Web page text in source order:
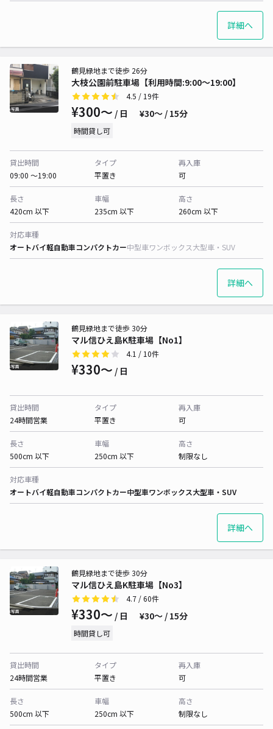
詳細へ
大枝公園前駐車場【利用時間:9:00～19:00】
鶴見緑地まで徒歩 26分
4.5 / 19件
¥300〜 / 日 ¥30〜 / 15分
時間貸し可
貸出時間
09:00 〜19:00
タイプ
平置き
再入庫
可
長さ
420cm 以下
車幅
235cm 以下
高さ
260cm 以下
対応車種
オートバイ軽自動車コンパクトカー中型車ワンボックス大型車・SUV
詳細へ
マル信ひえ島K駐車場【No1】
鶴見緑地まで徒歩 30分
4.1 / 10件
¥330〜 / 日
貸出時間
24時間営業
タイプ
平置き
再入庫
可
長さ
500cm 以下
車幅
250cm 以下
高さ
制限なし
対応車種
オートバイ軽自動車コンパクトカー中型車ワンボックス大型車・SUV
詳細へ
マル信ひえ島K駐車場【No3】
鶴見緑地まで徒歩 30分
4.7 / 60件
¥330〜 / 日 ¥30〜 / 15分
時間貸し可
貸出時間
24時間営業
タイプ
平置き
再入庫
可
長さ
500cm 以下
車幅
250cm 以下
高さ
制限なし